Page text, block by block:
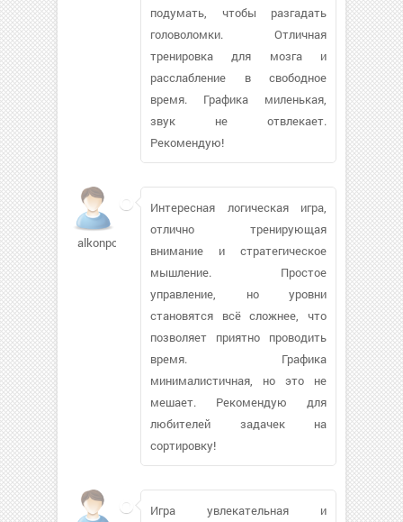
подумать, чтобы разгадать
головоломки. Отличная
тренировка для мозга и
расслабление в свободное
время. Графика миленькая,
звук не отвлекает.
Рекомендую!
alkonpol
Интересная логическая игра,
отлично тренирующая
внимание и стратегическое
мышление. Простое
управление, но уровни
становятся всё сложнее, что
позволяет приятно проводить
время. Графика
минималистичная, но это не
мешает. Рекомендую для
любителей задачек на
сортировку!
Игра увлекательная и